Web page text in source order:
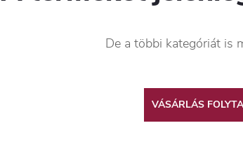
De a többi kategóriát is
VÁSÁRLÁS